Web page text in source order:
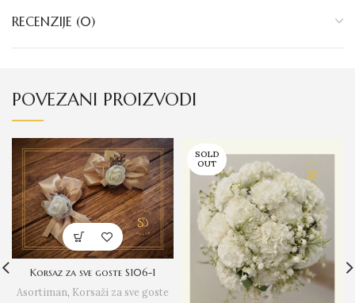
RECENZIJE (0)
POVEZANI PROIZVODI
Korsaz za sve goste S106-1
Asortiman, Korsaži za sve goste
SOLD
OUT